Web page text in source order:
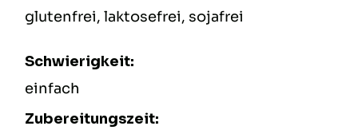
glutenfrei, laktosefrei, sojafrei
Schwierigkeit:
einfach
Zubereitungszeit: